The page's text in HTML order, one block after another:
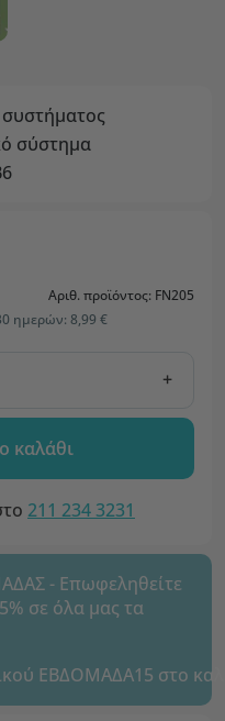
συστήματος
σύστημα
Αριθ. προϊόντος: FN205
ημερών: 8,99 €
+
καλάθι
211 234 3231
- Επωφεληθείτε
σε όλα μας τα
ΕΒΔΟΜΑΔΑ15 στο